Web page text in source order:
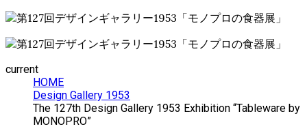
current
HOME
Design Gallery 1953
The 127th Design Gallery 1953 Exhibition “Tableware by
MONOPRO”